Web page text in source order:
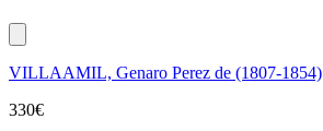
VILLAAMIL, Genaro Perez de (1807-1854)
330€